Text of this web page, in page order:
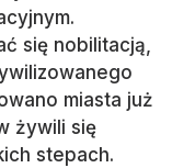
się nobilitacją,
miasta już
żywili się
stepach.